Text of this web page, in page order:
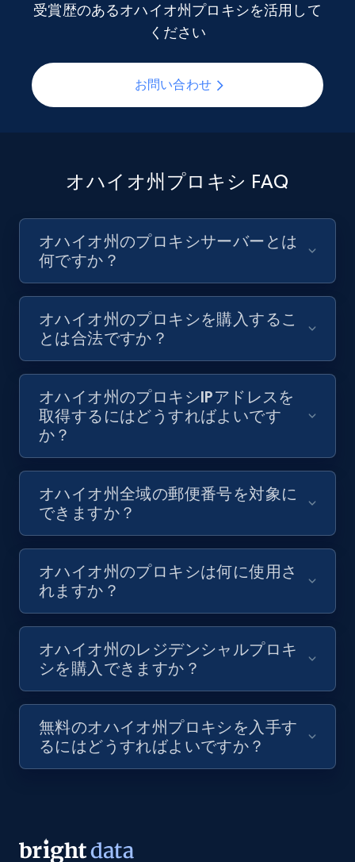
受賞歴のあるオハイオ州プロキシを活用して
ください
お問い合わせ
オハイオ州プロキシ FAQ
オハイオ州のプロキシサーバーとは
何ですか？
オハイオ州のプロキシを購入するこ
とは合法ですか？
オハイオ州のプロキシIPアドレスを
取得するにはどうすればよいです
か？
オハイオ州全域の郵便番号を対象に
できますか？
オハイオ州のプロキシは何に使用さ
れますか？
オハイオ州のレジデンシャルプロキ
シを購入できますか？
無料のオハイオ州プロキシを入手す
るにはどうすればよいですか？